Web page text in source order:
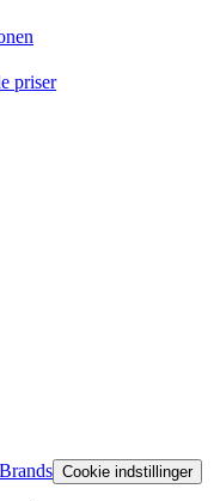
priser
Brands Cookie indstillinger